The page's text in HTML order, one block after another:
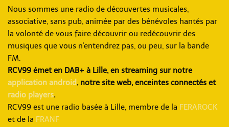
Nous sommes une radio de découvertes musicales,
associative, sans pub, animée par des bénévoles hantés par
la volonté de vous faire découvrir ou redécouvrir des
musiques que vous n'entendrez pas, ou peu, sur la bande
FM.
RCV99 émet en DAB+ à Lille, en streaming sur notre
application android, notre site web, enceintes connectés et
radio players.
RCV99 est une radio basée à Lille, membre de la FERAROCK
et de la FRANF